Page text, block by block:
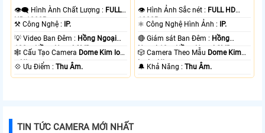
👁️‍🗨 Hình Ành Chất Lượng : FULL
HD 1080P .
⚒ Công Nghệ : IP.
💡 Video Ban Đêm : Hồng Ngoại
100m Hồng Ngoại SMD.
🕸️ Cấu Tạo Camera Dome Kim loại
+ Nhựa.
️💠 Ưu Điểm :Thu Âm.
👁 Hình Ảnh Sắc nét : FULL HD
1080P .
⚛️ Công Nghệ Hình Ảnh : IP.
🔴 Giám sát Ban Đêm : Hồng
Ngoại 10m Hồng Ngoại SMD.
🎲 Camera Theo Mẫu Dome Kim
loại + Nhựa.
️🔔 Khả Năng :Thu Âm.
TIN TỨC CAMERA MỚI NHẤT